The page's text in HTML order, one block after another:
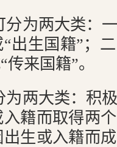
分为两大类：
出生国籍”；
来国籍”。
为两大类：积
籍而取得两
生或入籍而